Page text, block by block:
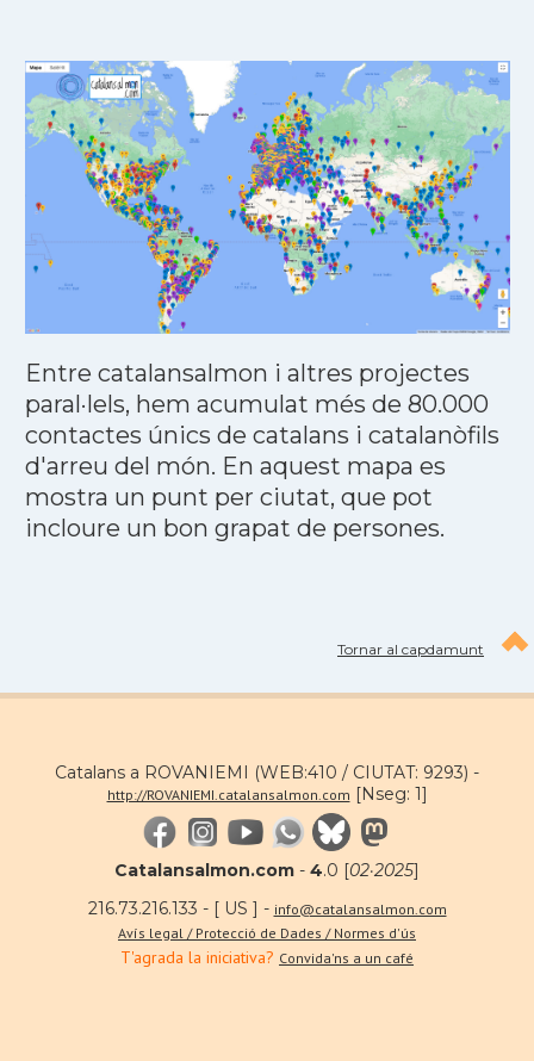
Entre catalansalmon i altres projectes
paral·lels, hem acumulat més de 80.000
contactes únics de catalans i catalanòfils
d'arreu del món. En aquest mapa es
mostra un punt per ciutat, que pot
incloure un bon grapat de persones.
Tornar al capdamunt
Catalans a ROVANIEMI (WEB:410 / CIUTAT: 9293) -
http://ROVANIEMI.catalansalmon.com [Nseg: 1]
Catalansalmon.com - 4.0 [02·2025]
216.73.216.133 - [ US ] - info@catalansalmon.com
Avís legal / Protecció de Dades / Normes d'ús
T'agrada la iniciativa? Convida'ns a un café